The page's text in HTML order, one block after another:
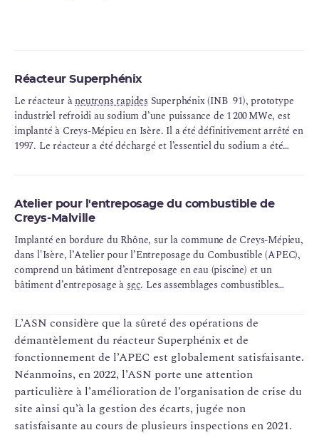
Réacteur Superphénix
Le réacteur àneutrons rapides Superphénix (INB 91), prototype
industriel refroidi au sodium d’une puissance de 1 200 MWe, est
implanté à Creys-Mépieu en Isère. Il a été définitivement arrêté en
1997. Le réacteur a été déchargé et l’essentiel du sodium a été
principalement constitué d’une piscine abritant le combustible
déchargé de la cuve et de l’entreposage des colis de béton sodé
issus de la neutralisation du sodium de Superphénix.
Atelier pour l'entreposage du combustible de
Creys-Malville
Implanté en bordure du Rhône, sur la commune de Creys-Mépieu,
dans l'Isère, l’Atelier pour l’Entreposage du Combustible (APEC),
comprend un bâtiment d’entreposage en eau (piscine) et un
bâtiment d’entreposage àsec. Les assemblages combustibles
entreposés en piscine, de même que les assemblages combustibles
neufs. L'atelier constitue l'installation nucléaire de base (INB) n°
141.
L’Apec est principalement constitué d’une piscine abritant le
combustible déchargé de la cuve et de l’entreposage des colis de
béton sodé issus de la neutralisation du sodium de Superphénix.
L’ASN considère que la sûreté des opérations de
démantèlement du réacteur Superphénix et de
fonctionnement de l’APEC est globalement satisfaisante.
Néanmoins, en 2022, l’ASN porte une attention
particulière à l’amélioration de l’organisation de crise du
site ainsi qu’à la gestion des écarts, jugée non
satisfaisante au cours de plusieurs inspections en 2021.